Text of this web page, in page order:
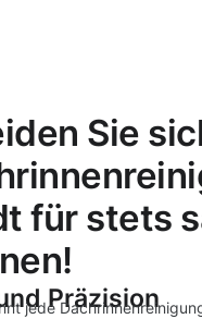
Sie
für stets
Präzision
jede